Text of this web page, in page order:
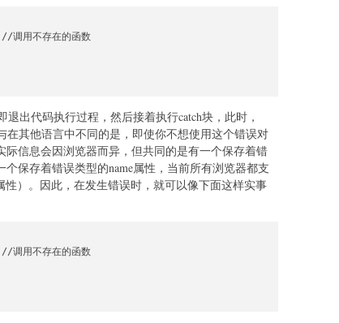
调用不存在的函数
出代码执行过程，然后接着执行catch块，此时，
在其他语言中不同的是，即使你不想使用这个错误对
信息会因浏览器而异，但共同的是有一个保存着错
个保存着错误类型的name属性，当前所有浏览器都支
性）。因此，在发生错误时，就可以像下面这样实事
调用不存在的函数